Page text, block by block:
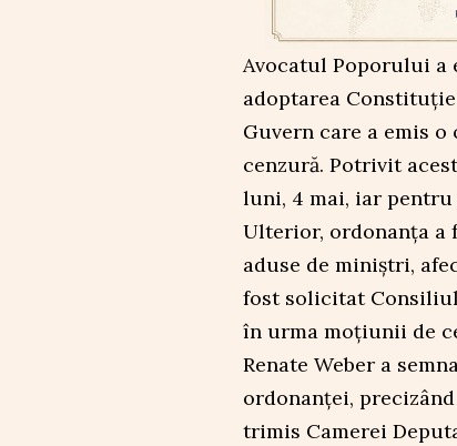
Avocatul Poporului a
adoptarea
Guvern care a emis
cenzură. Potrivit
luni, 4 mai, iar
Ulterior, ordonanța a
aduse de miniștri,
fost solicitat
în urma moțiunii de
Renate Weber a
ordonanței,
trimis Camerei